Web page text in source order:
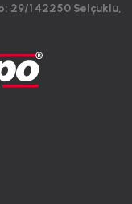
29/1 42250 Selçuklu,